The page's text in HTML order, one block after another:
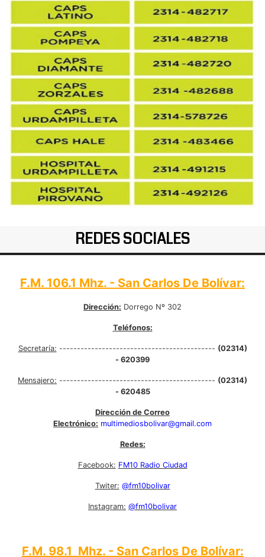
REDES SOCIALES
F.M. 106.1 Mhz. - San Carlos De Bolívar:
Dirección: Dorrego Nº 302
Teléfonos:
Secretaría: -------------------------------------------- (02314)
- 620399
Mensajero: -------------------------------------------- (02314)
- 620485
Dirección de Correo
Electrónico: multimediosbolivar@gmail.com
Redes:
Facebook: FM10 Radio Ciudad
Twiter: @fm10bolivar
Instagram: @fm10bolivar
F.M. 98.1 Mhz. - San Carlos De Bolívar: